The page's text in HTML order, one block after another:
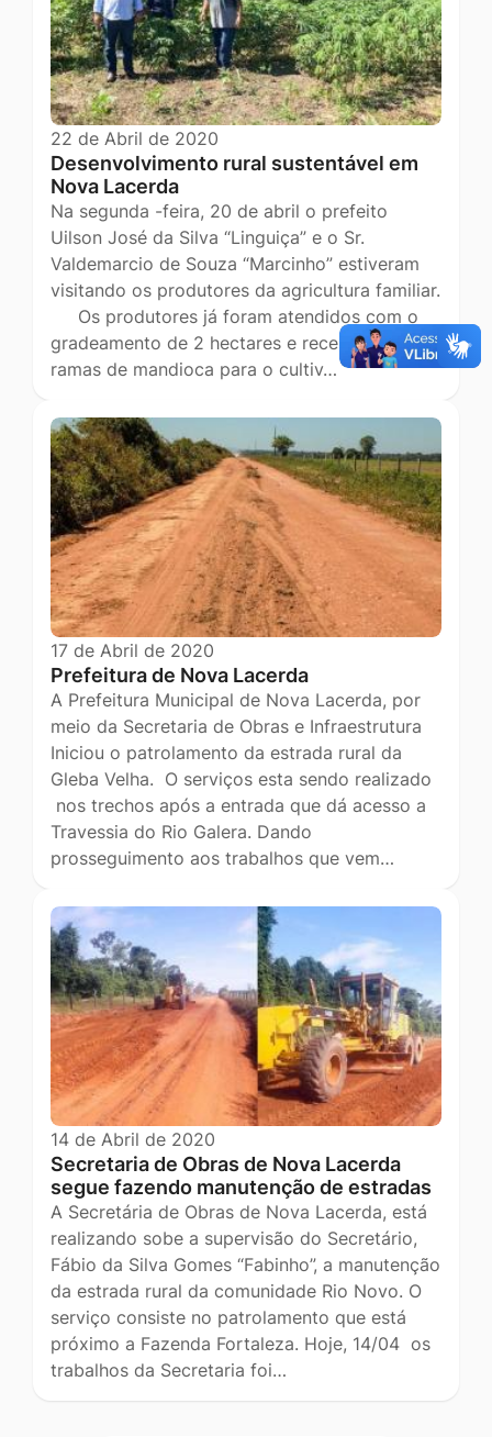
22 de Abril de 2020
Desenvolvimento rural sustentável em
Nova Lacerda
Na segunda -feira, 20 de abril o prefeito
Uilson José da Silva “Linguiça” e o Sr.
Valdemarcio de Souza “Marcinho” estiveram
visitando os produtores da agricultura familiar.
Os produtores já foram atendidos com o
gradeamento de 2 hectares e receberam
ramas de mandioca para o cultiv…
17 de Abril de 2020
Prefeitura de Nova Lacerda
A Prefeitura Municipal de Nova Lacerda, por
meio da Secretaria de Obras e Infraestrutura
Iniciou o patrolamento da estrada rural da
Gleba Velha. O serviços esta sendo realizado
nos trechos após a entrada que dá acesso a
Travessia do Rio Galera. Dando
prosseguimento aos trabalhos que vem…
14 de Abril de 2020
Secretaria de Obras de Nova Lacerda
segue fazendo manutenção de estradas
A Secretária de Obras de Nova Lacerda, está
realizando sobe a supervisão do Secretário,
Fábio da Silva Gomes “Fabinho”, a manutenção
da estrada rural da comunidade Rio Novo. O
serviço consiste no patrolamento que está
próximo a Fazenda Fortaleza. Hoje, 14/04 os
trabalhos da Secretaria foi…